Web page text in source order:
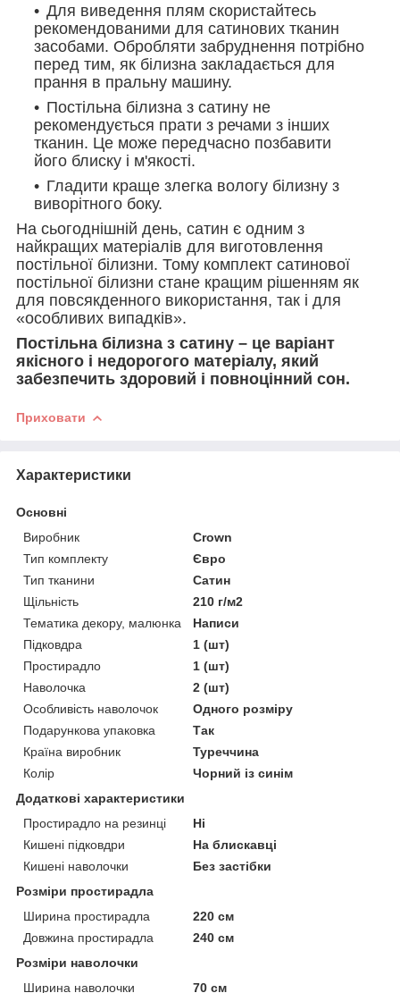
Для виведення плям скористайтесь
рекомендованими для сатинових тканин
засобами. Обробляти забруднення потрібно
перед тим, як білизна закладається для
прання в пральну машину.
Постільна білизна з сатину не
рекомендується прати з речами з інших
тканин. Це може передчасно позбавити
його блиску і м'якості.
Гладити краще злегка вологу білизну з
виворітного боку.
На сьогоднішній день, сатин є одним з
найкращих матеріалів для виготовлення
постільної білизни. Тому комплект сатинової
постільної білизни стане кращим рішенням як
для повсякденного використання, так і для
«особливих випадків».
Постільна білизна з сатину – це варіант
якісного і недорогого матеріалу, який
забезпечить здоровий і повноцінний сон.
Приховати
Характеристики
Основні
Виробник
Crown
Тип комплекту
Євро
Тип тканини
Сатин
Щільність
210 г/м2
Тематика декору, малюнка
Написи
Підковдра
1 (шт)
Простирадло
1 (шт)
Наволочка
2 (шт)
Особливість наволочок
Одного розміру
Подарункова упаковка
Так
Країна виробник
Туреччина
Колір
Чорний із синім
Додаткові характеристики
Простирадло на резинці
Ні
Кишені підковдри
На блискавці
Кишені наволочки
Без застібки
Розміри простирадла
Ширина простирадла
220 см
Довжина простирадла
240 см
Розміри наволочки
Ширина наволочки
70 см